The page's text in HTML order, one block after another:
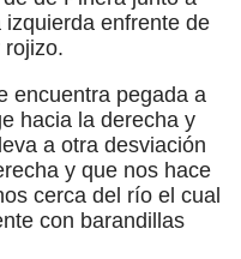
enfrente de
rojizo.
encuentra pegada a
hacia la derecha y
a otra desviación
y que nos hace
cerca del río el cual
con barandillas